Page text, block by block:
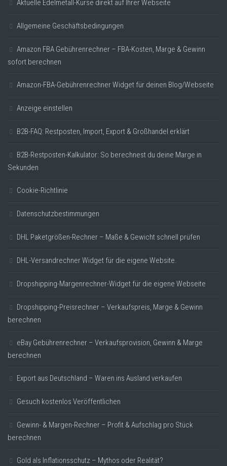
Aktuelle Edelmetall-Kurse direkt auf Ihrer Webseite
Allgemeine Geschäftsbedingungen
Amazon FBA Gebührenrechner – FBA-Kosten, Marge & Gewinn
sofort berechnen
Amazon-FBA-Gebührenrechner Widget für deinen Blog/Webseite
Anzeige einstellen
B2B-FAQ: Restposten, Import, Export & Großhandel erklärt
B2B-Restposten-Kalkulator: So berechnest du deine Marge in
Sekunden
Cookie-Richtlinie
Datenschutzbestimmungen
DHL Paketgrößen-Rechner – Maße & Gewicht schnell prüfen
DHL-Versandrechner Widget für die eigene Website.
Dropshipping-Margenrechner-Widget für die eigene Webseite
Dropshipping-Preisrechner – Verkaufspreis, Marge & Gewinn
berechnen
eBay Gebührenrechner – Verkaufsprovision, Gewinn & Marge
berechnen
Export aus Deutschland – Waren ins Ausland verkaufen
Gesuch kostenlos Veröffentlichen
Gewinn- & Margen-Rechner – Profit & Aufschlag pro Stück
berechnen
Gold als Inflationsschutz – Mythos oder Realität?